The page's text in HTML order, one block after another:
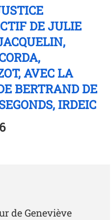
DE JULIE
AVEC LA
BERTRAND DE
IRDEIC
de Geneviève